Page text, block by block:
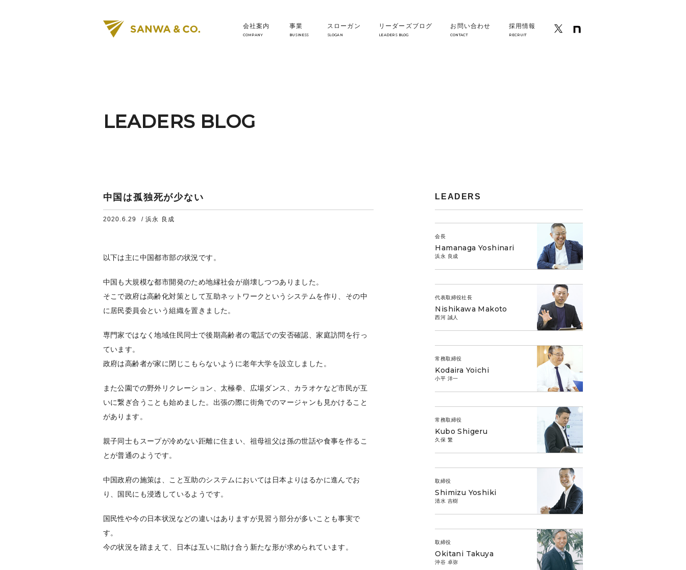
会社案内
COMPANY
事業
BUSINESS
スローガン
SLOGAN
リーダーズブログ
LEADERS BLOG
お問い合わせ
CONTACT
採用情報
RECRUIT
LEADERS BLOG
中国は孤独死が少ない
2020.6.29 / 浜永 良成
以下は主に中国都市部の状況です。
中国も大規模な都市開発のため地縁社会が崩壊しつつありました。
そこで政府は高齢化対策として互助ネットワークというシステムを作り、その中
に居民委員会という組織を置きました。
専門家ではなく地域住民同士で後期高齢者の電話での安否確認、家庭訪問を行っ
ています。
政府は高齢者が家に閉じこもらないように老年大学を設立しました。
また公園での野外リクレーション、太極拳、広場ダンス、カラオケなど市民が互
いに繋ぎ合うことも始めました。出張の際に街角でのマージャンも見かけること
があります。
親子同士もスープが冷めない距離に住まい、祖母祖父は孫の世話や食事を作るこ
とが普通のようです。
中国政府の施策は、こと互助のシステムにおいては日本よりはるかに進んでお
り、国民にも浸透しているようです。
国民性や今の日本状況などの違いはありますが見習う部分が多いことも事実で
す。
今の状況を踏まえて、日本は互いに助け合う新たな形が求められています。
LEADERS
会長
Hamanaga Yoshinari
浜永 良成
代表取締役社長
Nishikawa Makoto
西河 誠人
常務取締役
Kodaira Yoichi
小平 洋一
常務取締役
Kubo Shigeru
久保 繁
取締役
Shimizu Yoshiki
清水 吉樹
取締役
Okitani Takuya
沖谷 卓弥